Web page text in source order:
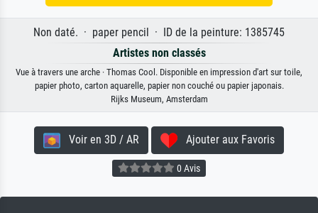
Non daté. · paper pencil · ID de la peinture: 1385745
Artistes non classés
Vue à travers une arche · Thomas Cool. Disponible en impression d'art sur toile,
papier photo, carton aquarelle, papier non couché ou papier japonais.
Rijks Museum, Amsterdam
Voir en 3D / AR Ajouter aux Favoris
0 Avis